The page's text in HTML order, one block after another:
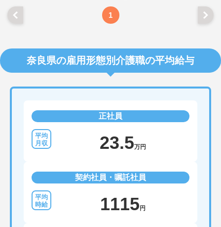
1
奈良県の雇用形態別介護職の平均給与
正社員
23.5万円
契約社員・嘱託社員
1115 円